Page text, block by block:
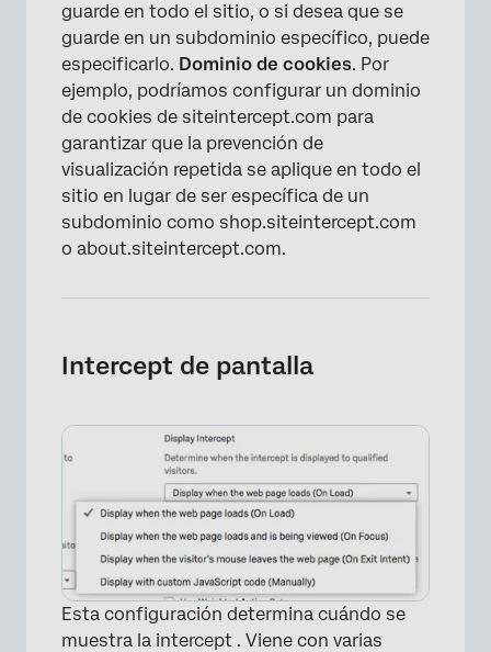
guarde en todo el sitio, o si desea que se
guarde en un subdominio específico, puede
especificarlo. Dominio de cookies. Por
ejemplo, podríamos configurar un dominio
de cookies de siteintercept.com para
garantizar que la prevención de
visualización repetida se aplique en todo el
sitio en lugar de ser específica de un
subdominio como shop.siteintercept.com
o about.siteintercept.com.
Intercept de pantalla
Esta configuración determina cuándo se
muestra la intercept . Viene con varias